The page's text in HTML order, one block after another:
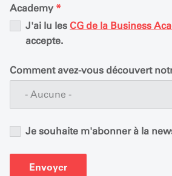
Academy *
J'ai lu les CG de la Business
accepte.
Comment avez-vous découvert
- Aucune -
Je souhaite m'abonner à la
Envoyer